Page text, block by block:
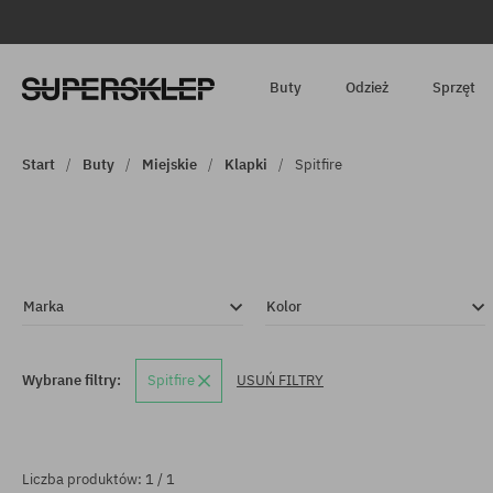
Buty Odzież Sprzęt
Start Buty Miejskie Klapki Spitfire
Marka Kolor
Wybrane filtry: Spitfire USUŃ FILTRY
Liczba produktów: 1 / 1